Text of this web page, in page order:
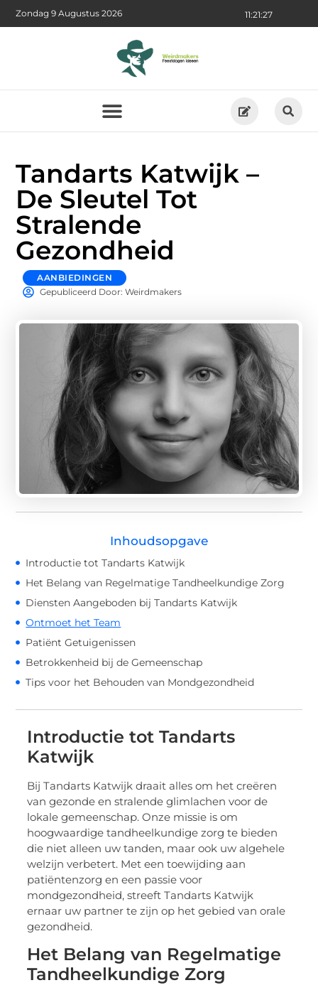
11:21:29
Zondag 9 Augustus 2026
Tandarts Katwijk –
De Sleutel Tot
Stralende
Gezondheid
AANBIEDINGEN
Gepubliceerd Door: Weirdmakers
Inhoudsopgave
Introductie tot Tandarts Katwijk
Het Belang van Regelmatige Tandheelkundige Zorg
Diensten Aangeboden bij Tandarts Katwijk
Ontmoet het Team
Patiënt Getuigenissen
Betrokkenheid bij de Gemeenschap
Tips voor het Behouden van Mondgezondheid
Introductie tot Tandarts
Katwijk
Bij Tandarts Katwijk draait alles om het creëren
van gezonde en stralende glimlachen voor de
lokale gemeenschap. Onze missie is om
hoogwaardige tandheelkundige zorg te bieden
die niet alleen uw tanden, maar ook uw algehele
welzijn verbetert. Met een toewijding aan
patiëntenzorg en een passie voor
mondgezondheid, streeft Tandarts Katwijk
ernaar uw partner te zijn op het gebied van orale
gezondheid.
Het Belang van Regelmatige
Tandheelkundige Zorg